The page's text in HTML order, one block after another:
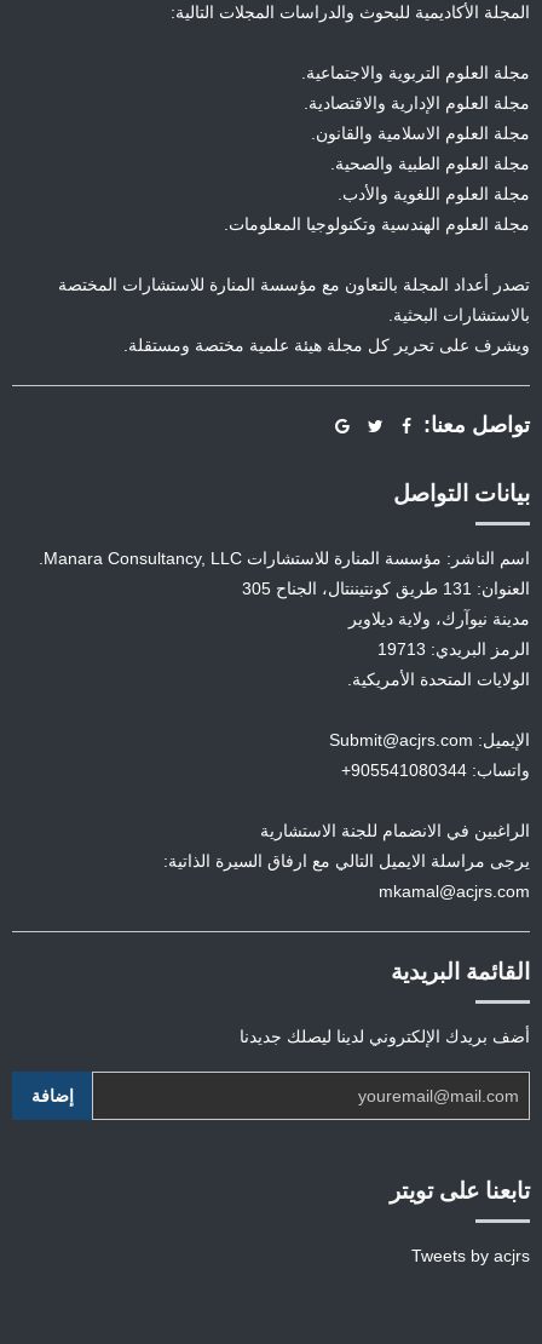
المجلة الأكاديمية للبحوث والدراسات المجلات التالية:
مجلة العلوم التربوية والاجتماعية.
مجلة العلوم الإدارية والاقتصادية.
مجلة العلوم الاسلامية والقانون.
مجلة العلوم الطبية والصحية.
مجلة العلوم اللغوية والأدب.
مجلة العلوم الهندسية وتكنولوجيا المعلومات.
تصدر أعداد المجلة بالتعاون مع مؤسسة المنارة للاستشارات المختصة
بالاستشارات البحثية.
ويشرف على تحرير كل مجلة هيئة علمية مختصة ومستقلة.
تواصل معنا:
بيانات التواصل
اسم الناشر: مؤسسة المنارة للاستشارات Manara Consultancy, LLC.
العنوان: 131 طريق كونتيننتال، الجناح 305
مدينة نيوآرك، ولاية ديلاوير
الرمز البريدي: 19713
الولايات المتحدة الأمريكية.
الإيميل: Submit@acjrs.com
واتساب: 905541080344+
الراغبين في الانضمام للجنة الاستشارية
يرجى مراسلة الايميل التالي مع ارفاق السيرة الذاتية:
mkamal@acjrs.com
القائمة البريدية
أضف بريدك الإلكتروني لدينا ليصلك جديدنا
تابعنا على تويتر
Tweets by acjrs